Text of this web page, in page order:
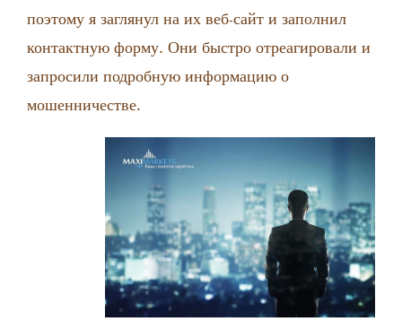
поэтому я заглянул на их веб-сайт и заполнил
контактную форму. Они быстро отреагировали и
запросили подробную информацию о
мошенничестве.